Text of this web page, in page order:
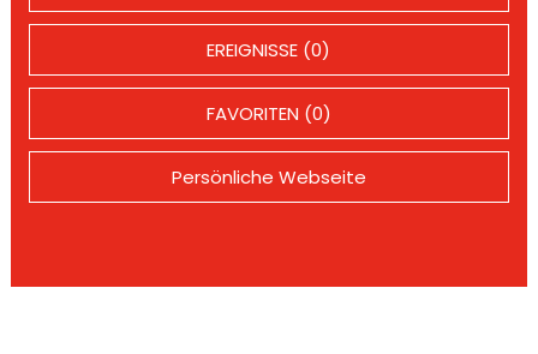
EREIGNISSE (0)
FAVORITEN (0)
Persönliche Webseite